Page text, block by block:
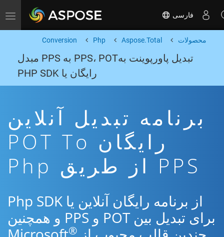
Toggle navigation فارسی
محصولات Aspose.Total
Php
Conversion
تبدیل پاورپوینت بهPPS، POT به PPS مبدل
رایگان یا PHP SDK
برنامه تبدیل آنلاین
رایگان POT To
PPS از طریق Php
از برنامه رایگان آنلاین یا Php SDK
برای تبدیل بین POT و PPS و همچنین
®